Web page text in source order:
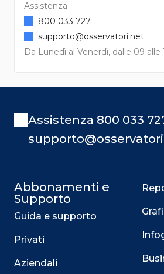
Assistenza
Da Lunedì al Venerdì, dalle 09 alle
800 033 727
supporto@osservatori.net
Assistenza 800 033
Abbonamenti e
Supporto
Guida e supporto
Privati
Aziendali